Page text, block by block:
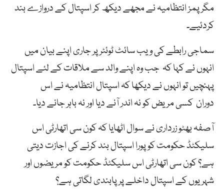
مگر پمز انتظامیہ نے مجھے دیکھ کر اسپتال کے دروازے بند
کردئیے۔
سماجی رابطے کی ویب سائٹ ٹوئٹر پر جاری اپنے بیان میں
انہوں نے کہا کہ جب وہ اپنے والد سے ملاقات کے لئے اسپتال
پہنچیں تو انہوں نے دیکھا کہ اسپتال انتظامیہ نے اس
دوران کسی مریض کو نہ اندر آنے دیا اور نہ باہر جانے دیا۔
آصفہ بھٹو زرداری نے سوال اٹھایا کہ کون سی اتھارٹی اس
سلیکٹڈ حکومت کو پورا اسپتال بند کرنے کی اجازت دیتی
ہے؟ کون سی اتھارٹی اس سلیکٹڈ حکومت کو مریضوں اور
شہریوں کے اسپتال داخلے پر پابندی لگاتی ہے؟